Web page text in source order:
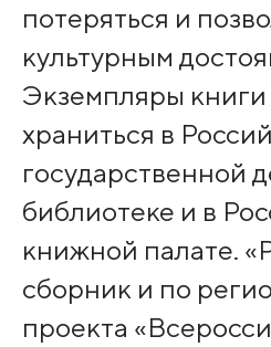
потеряться и
культурным
Экземпляры книги
храниться в
государственной
библиотеке и в
книжной палате.
сборник и по
проекта